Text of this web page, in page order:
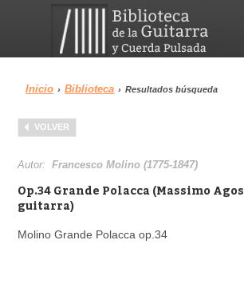
Menu
Biblioteca
Inicio › Biblioteca › Resultados búsqueda
VOLVER
Autor:Francesco Molino (1775-1847)
Op.34 Grande Polacca (Massimo
guitarra)
Molino Grande Polacca op.34